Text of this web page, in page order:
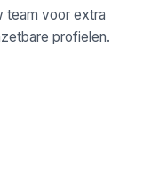
team voor extra
profielen.